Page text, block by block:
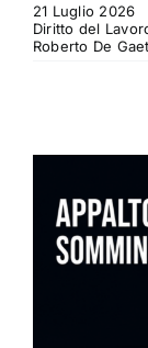
21 Luglio 2026
Diritto del
Roberto De